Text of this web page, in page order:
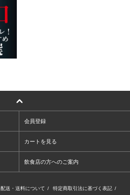
会員登録
カートを見る
飲食店の方へのご案内
配送・送料について / 特定商取引法に基づく表記 /